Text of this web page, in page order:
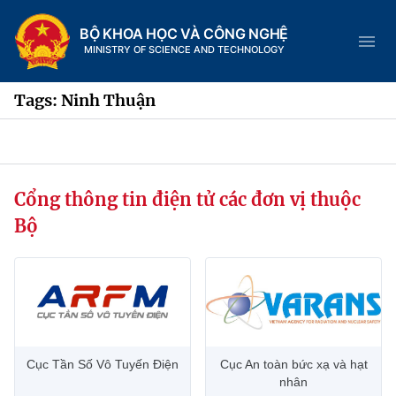
BỘ KHOA HỌC VÀ CÔNG NGHỆ
MINISTRY OF SCIENCE AND TECHNOLOGY
Trang chủ
Chức năng nhiệm vụ
Tin tức sự kiện
Hệ thống văn bản
Tags: Ninh Thuận
Cổng thông tin điện tử các đơn vị thuộc
Bộ
Cục Tần Số Vô Tuyến Điện
Cục An toàn bức xạ và hạt
nhân